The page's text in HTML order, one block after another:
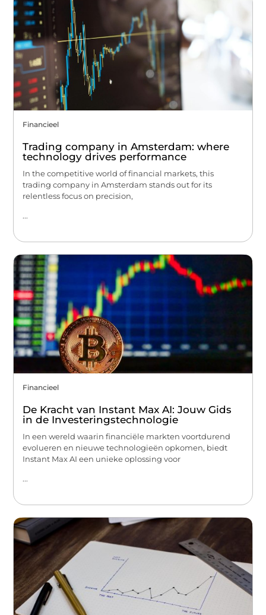
Financieel
Trading company in Amsterdam: where
technology drives performance
In the competitive world of financial markets, this
trading company in Amsterdam stands out for its
relentless focus on precision,
...
Financieel
De Kracht van Instant Max AI: Jouw Gids
in de Investeringstechnologie
In een wereld waarin financiële markten voortdurend
evolueren en nieuwe technologieën opkomen, biedt
Instant Max AI een unieke oplossing voor
...